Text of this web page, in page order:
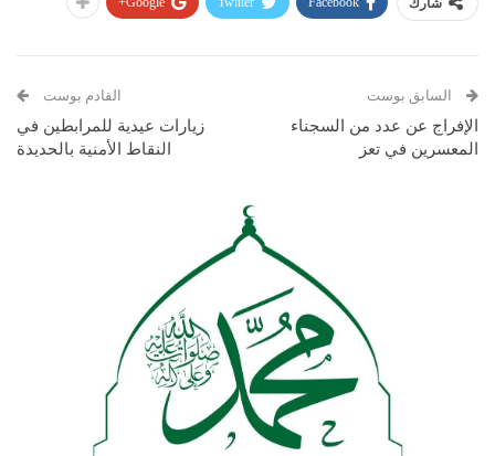
شارك
السابق بوست
الإفراج عن عدد من السجناء
المعسرين في تعز
القادم بوست
زيارات عيدية للمرابطين في
النقاط الأمنية بالحديدة